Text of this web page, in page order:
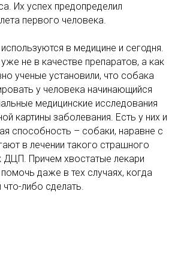
Их успех предопределил
первого человека.
в медицине и сегодня.
не в качестве препаратов, а как
ученые установили, что собака
у человека начинающийся
медицинские исследования
картины заболевания. Есть у них и
способность – собаки, наравне с
в лечении такого страшного
ДЦП. Причем хвостатые лекари
даже в тех случаях, когда
либо сделать.